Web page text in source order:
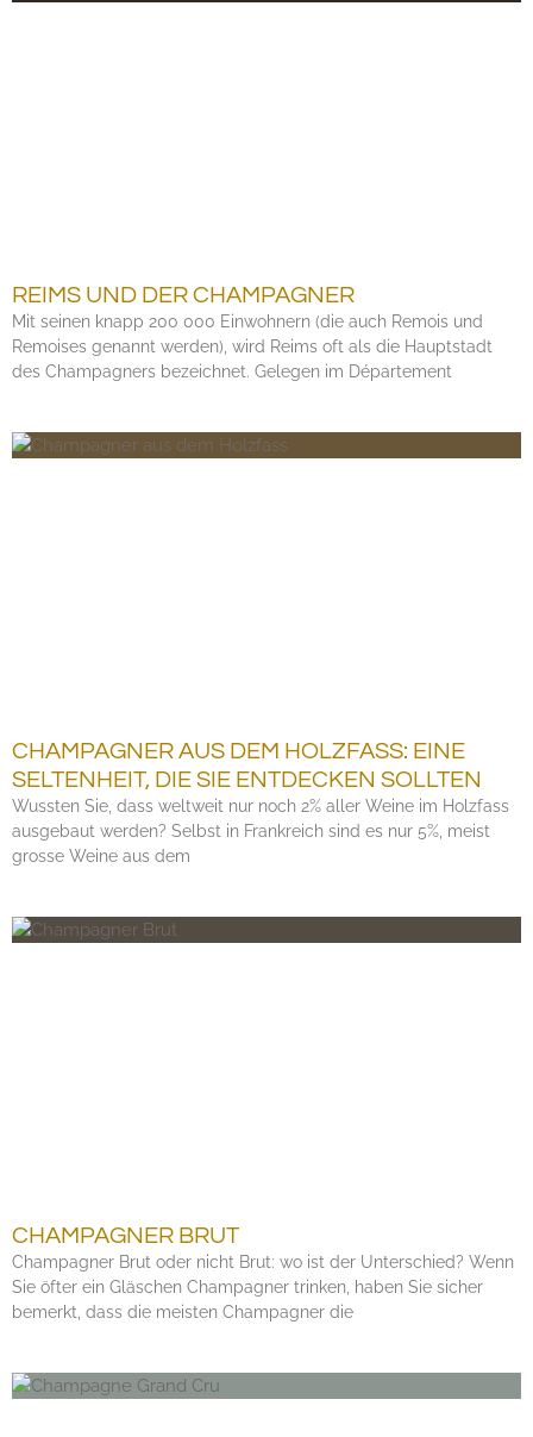
REIMS UND DER CHAMPAGNER
Mit seinen knapp 200 000 Einwohnern (die auch Remois und
Remoises genannt werden), wird Reims oft als die Hauptstadt
des Champagners bezeichnet. Gelegen im Département
CHAMPAGNER AUS DEM HOLZFASS: EINE
SELTENHEIT, DIE SIE ENTDECKEN SOLLTEN
Wussten Sie, dass weltweit nur noch 2% aller Weine im Holzfass
ausgebaut werden? Selbst in Frankreich sind es nur 5%, meist
grosse Weine aus dem
CHAMPAGNER BRUT
Champagner Brut oder nicht Brut: wo ist der Unterschied? Wenn
Sie öfter ein Gläschen Champagner trinken, haben Sie sicher
bemerkt, dass die meisten Champagner die